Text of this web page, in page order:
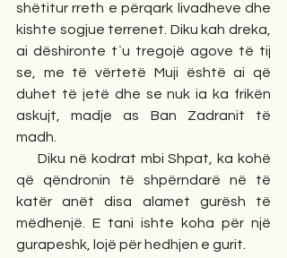
shëtitur rreth e përqark livadheve dhe
kishte sogjue terrenet. Diku kah dreka,
ai dëshironte t`u tregojë agove të tij
se, me të vërtetë Muji është ai që
duhet të jetë dhe se nuk ia ka frikën
askujt, madje as Ban Zadranit të
madh.
Diku në kodrat mbi Shpat, ka kohë
që qëndronin të shpërndarë në të
katër anët disa alamet gurësh të
mëdhenjë. E tani ishte koha për një
gurapeshk, lojë për hedhjen e gurit.